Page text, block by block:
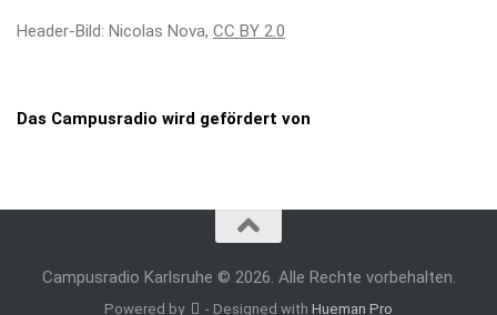
Header-Bild: Nicolas Nova, CC BY 2.0
Das Campusradio wird gefördert von
Campusradio Karlsruhe © 2026. Alle Rechte vorbehalten.
Powered by - Designed withHueman Pro